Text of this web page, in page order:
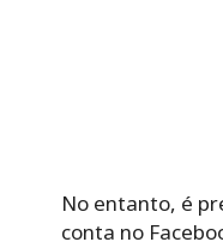
No entanto, é
conta no